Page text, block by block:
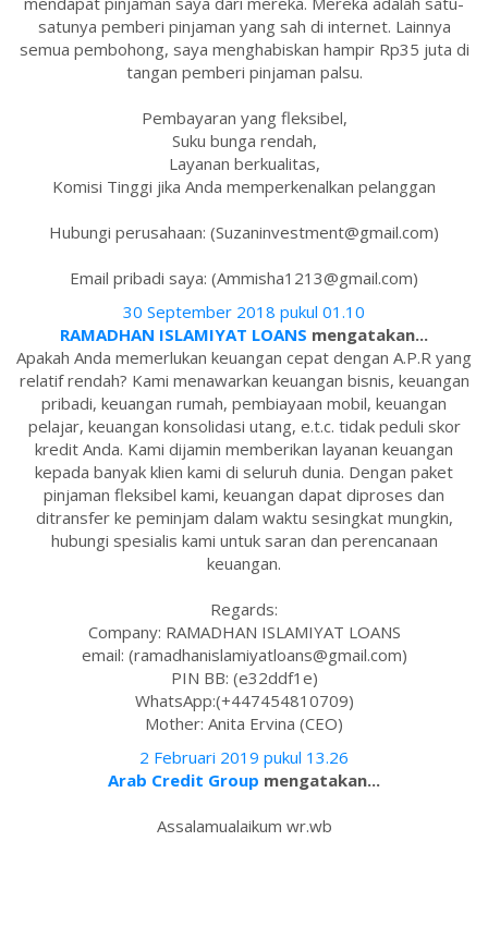
satunya pemberi pinjaman yang sah di internet. Lainnya
semua pembohong, saya menghabiskan hampir Rp35 juta di
tangan pemberi pinjaman palsu.
Pembayaran yang fleksibel,
Suku bunga rendah,
Layanan berkualitas,
Komisi Tinggi jika Anda memperkenalkan pelanggan
Hubungi perusahaan: (Suzaninvestment@gmail.com)
Email pribadi saya: (Ammisha1213@gmail.com)
30 September 2018 pukul 01.10
RAMADHAN ISLAMIYAT LOANS mengatakan...
Apakah Anda memerlukan keuangan cepat dengan A.P.R yang
relatif rendah? Kami menawarkan keuangan bisnis, keuangan
pribadi, keuangan rumah, pembiayaan mobil, keuangan
pelajar, keuangan konsolidasi utang, e.t.c. tidak peduli skor
kredit Anda. Kami dijamin memberikan layanan keuangan
kepada banyak klien kami di seluruh dunia. Dengan paket
pinjaman fleksibel kami, keuangan dapat diproses dan
ditransfer ke peminjam dalam waktu sesingkat mungkin,
hubungi spesialis kami untuk saran dan perencanaan
keuangan.
Regards:
Company: RAMADHAN ISLAMIYAT LOANS
email: (ramadhanislamiyatloans@gmail.com)
PIN BB: (e32ddf1e)
WhatsApp:(+447454810709)
Mother: Anita Ervina (CEO)
2 Februari 2019 pukul 13.26
Arab Credit Group mengatakan...
Assalamualaikum wr.wb